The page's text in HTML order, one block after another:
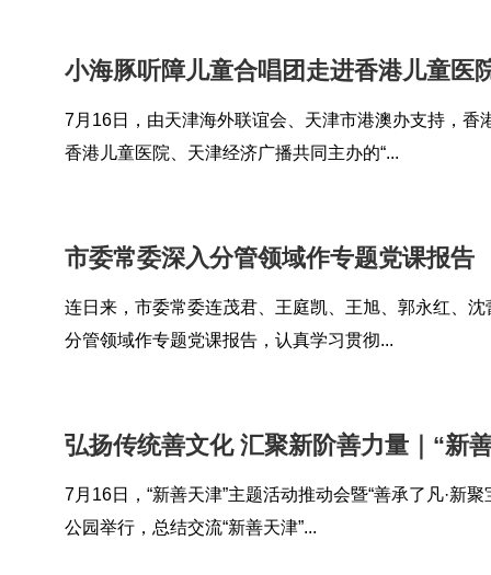
小海豚听障儿童合唱团走进香港儿童医
7月16日，由天津海外联谊会、天津市港澳办支持，香
香港儿童医院、天津经济广播共同主办的“...
市委常委深入分管领域作专题党课报告
连日来，市委常委连茂君、王庭凯、王旭、郭永红、
分管领域作专题党课报告，认真学习贯彻...
弘扬传统善文化 汇聚新阶善力量｜“新
7月16日，“新善天津”主题活动推动会暨“善承了凡·新
公园举行，总结交流“新善天津”...